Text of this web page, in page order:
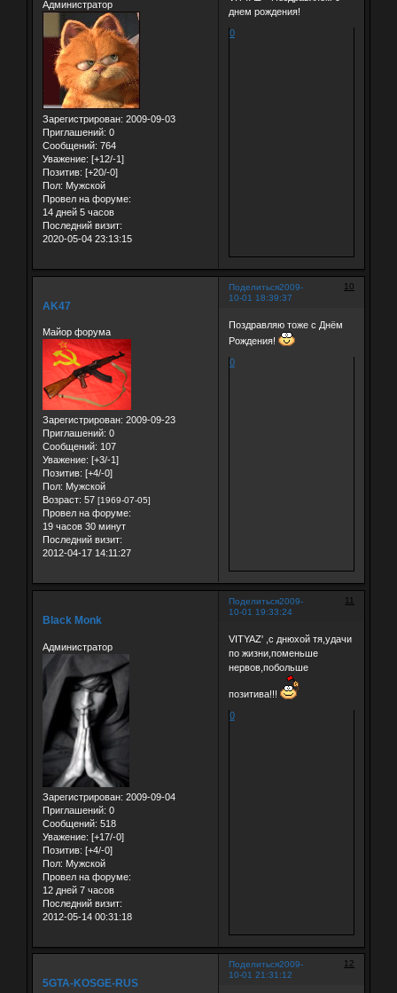
Администратор
Зарегистрирован: 2009-09-03
Приглашений: 0
Сообщений: 764
Уважение: [+12/-1]
Позитив: [+20/-0]
Пол: Мужской
Провел на форуме:
14 дней 5 часов
Последний визит:
2020-05-04 23:13:15
днем рождения!
0
Поделиться 10
2009-
10-01 18:39:37
AK47
Майор форума
Зарегистрирован: 2009-09-23
Приглашений: 0
Сообщений: 107
Уважение: [+3/-1]
Позитив: [+4/-0]
Пол: Мужской
Возраст: 57 [1969-07-05]
Провел на форуме:
19 часов 30 минут
Последний визит:
2012-04-17 14:11:27
Поздравляю тоже с Днём
Рождения!
0
Поделиться 11
2009-
10-01 19:33:24
Black Monk
Администратор
Зарегистрирован: 2009-09-04
Приглашений: 0
Сообщений: 518
Уважение: [+17/-0]
Позитив: [+4/-0]
Пол: Мужской
Провел на форуме:
12 дней 7 часов
Последний визит:
2012-05-14 00:31:18
VITYAZ' ,с днюхой тя,удачи
по жизни,поменьше
нервов,побольше
позитива!!!
0
Поделиться 12
2009-
10-01 21:31:12
5GTA-KOSGE-RUS